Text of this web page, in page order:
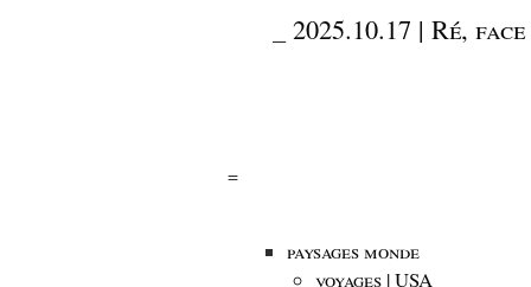
_2025.10.17 | Ré,
=
paysages monde
voyages | USA